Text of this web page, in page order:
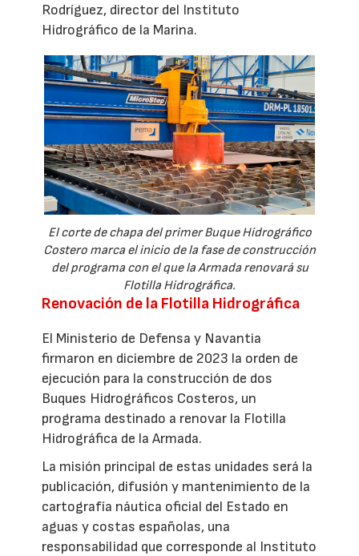
Rodríguez, director del Instituto
Hidrográfico de la Marina.
El corte de chapa del primer Buque Hidrográfico
Costero marca el inicio de la fase de construcción
del programa con el que la Armada renovará su
Flotilla Hidrográfica.
Renovación de la Flotilla Hidrográfica
El Ministerio de Defensa y Navantia
firmaron en diciembre de 2023 la orden de
ejecución para la construcción de dos
Buques Hidrográficos Costeros, un
programa destinado a renovar la Flotilla
Hidrográfica de la Armada.
La misión principal de estas unidades será la
publicación, difusión y mantenimiento de la
cartografía náutica oficial del Estado en
aguas y costas españolas, una
responsabilidad que corresponde al Instituto